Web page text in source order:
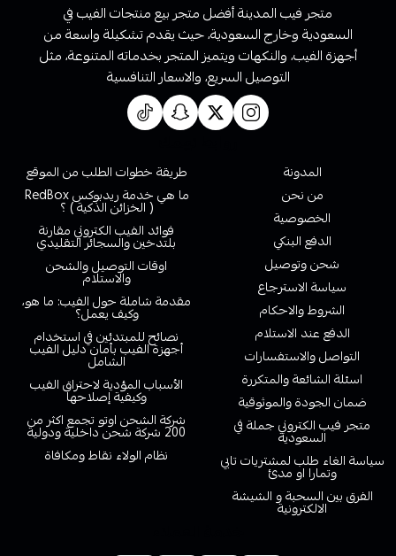
متجر فيب المدينة أفضل متجر بيع منتجات الفيب في
السعودية وخارج السعودية، حيث يقدم تشكيلة واسعة من
أجهزة الفيب، والنكهات ويتميز المتجر بخدماته المتنوعة، مثل
التوصيل السريع، والاسعار التنافسية
المدونة
من نحن
الخصوصية
الدفع البنكي
شحن وتوصيل
سياسة الاسترجاع
الشروط والاحكام
الدفع عند الاستلام
التواصل والاستفسارات
اسئلة الشائعة والمتكررة
ضمان الجودة والموثوقية
متجر فيب الكتروني جملة في
السعودية
سياسة الغاء طلب لمشتريات تابي
وتمارا او مدئ
الفرق بين السحبة و الشيشة
الالكترونية
طريقة خطوات الطلب من الموقع
ما هي خدمة ريدبوكس RedBox
( الخزائن الذكية ) ؟
فوائد الفيب الكتروني مقارنة
بلتدخين والسجائر التقليدي
اوقات التوصيل والشحن
والاستلام
مقدمة شاملة حول الفيب: ما هو،
وكيف يعمل؟
نصائح للمبتدئين في استخدام
أجهزة الفيب بأمان دليل الفيب
الشامل
الأسباب المؤدية لاحتراق الفيب
وكيفية إصلاحها
شركة الشحن اوتو تجمع اكثر من
200 شركة شحن داخلية ودولية
نظام الولاء نقاط ومكافاة